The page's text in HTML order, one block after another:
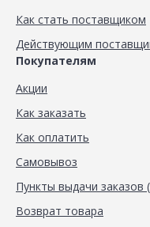
Как стать поставщиком
Действующим
Покупателям
Акции
Как заказать
Как оплатить
Самовывоз
Пункты выдачи заказов
Возврат товара